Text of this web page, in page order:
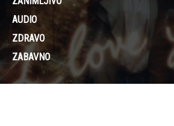
AUDIO
ZDRAVO
ZABAVNO